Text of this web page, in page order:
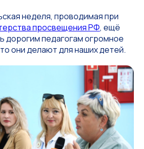
неделя, проводимая при
просвещения РФ, ещё
дорогим педагогам огромное
они делают для наших детей.